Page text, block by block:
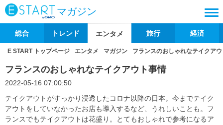
マガジン
総合 トレンド エンタメ 旅行 経済
E START トップページ エンタメ マガジン フランスのおしゃれなテイクア
フランスのおしゃれなテイクアウト事情
2022-05-16 07:00:50
テイクアウトがすっかり浸透したコロナ以降の日本。今までテイク
アウトをしていなかったお店も導入するなど、うれしいことも。フ
ランスでもテイクアウトは花盛り。とてもおしゃれで参考になるア